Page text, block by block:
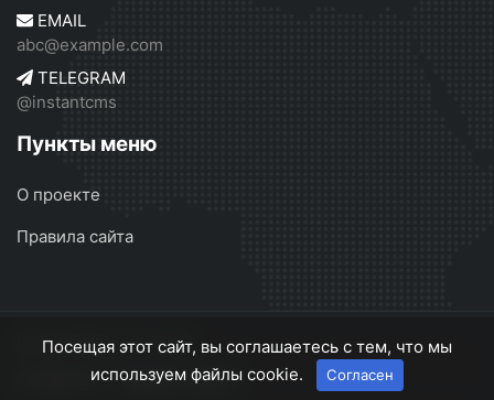
EMAIL
abc@example.com
TELEGRAM
@instantcms
Пункты меню
О проекте
Правила сайта
InstantCMS 2 © 2026
О проекте
Правила сайта
Посещая этот сайт, вы соглашаетесь с тем, что мы
используем файлы cookie.
Согласен